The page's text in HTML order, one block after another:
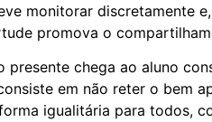
monitorar discretamente
promova o
presente chega ao aluno
em não reter o bem
igualitária para todos,